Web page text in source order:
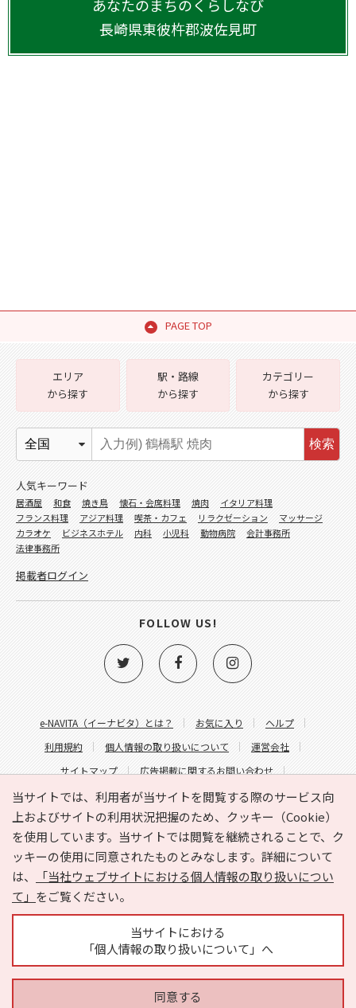
あなたのまちのくらしなび
長崎県東彼杵郡波佐見町
PAGE TOP
当サイトでは、利用者が当サイトを閲覧する際のサービス向
上およびサイトの利用状況把握のため、クッキー（Cookie）
を使用しています。当サイトでは閲覧を継続されることで、ク
ッキーの使用に同意されたものとみなします。詳細について
は、
「当社ウェブサイトにおける個人情報の取り扱いについ
て」 をご覧ください。
当サイトにおける
「個人情報の取り扱いについて」へ
同意する
e-NAVITA（イーナビタ）とは？ お気に入り
ヘルプ
利用規約
個人情報の取り扱いについて
運営会社
サイトマップ
広告掲載に関するお問い合わせ
サイトの内容に関するお問い合わせ
エリア
から探す
駅・路線
から探す
カテゴリー
から探す
検索
人気キーワード
居酒屋 和食 焼き鳥 懐石・会席料理 焼肉
イタリア料理
フランス料理
アジア料理 喫茶・カフェ リラクゼーション
マッサージ
カラオケ
ビジネスホテル 内科 小児科 動物病院
会計事務所
法律事務所
掲載者ログイン
FOLLOW US!
Copyright © HYOJITO.Co.,Ltd. All Rights Reserved.